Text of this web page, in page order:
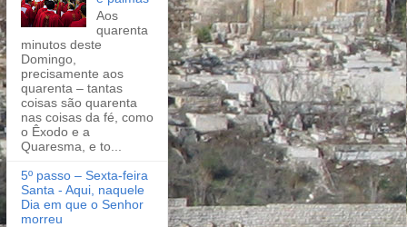
Aos
quarenta
minutos deste
Domingo,
precisamente aos
quarenta – tantas
coisas são quarenta
nas coisas da fé, como
o Êxodo e a
Quaresma, e to...
5º passo – Sexta-feira
Santa - Aqui, naquele
Dia em que o Senhor
morreu